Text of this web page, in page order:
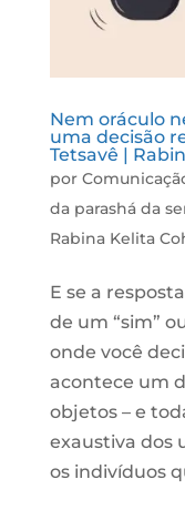
Nem oráculo
uma decisão
Tetsavê |
por
da parashá da
Rabina Kelita
E se a
de um “sim”
onde você
acontece um
objetos – e
exaustiva dos
os indivíduos